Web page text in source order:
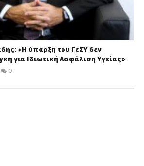
«Η ύπαρξη του ΓεΣΥ δεν
για Ιδιωτική Ασφάλιση Υγείας»
0